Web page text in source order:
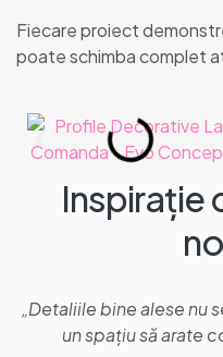
Fiecare proiect
poate schimba complet
Inspirație
„Detaliile bine alese nu
un spațiu să arate